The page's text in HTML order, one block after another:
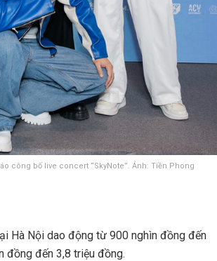
công bố live concert “SkyNote”. Ảnh: Tiền Phong
Hà Nội dao động từ 900 nghìn đồng đến
đồng đến 3,8 triệu đồng.